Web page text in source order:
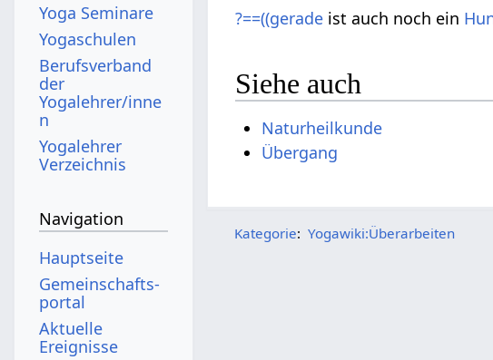
?==((gerade ist auch noch ein
Siehe auch
Naturheilkunde
Übergang
Kategorie: Yogawiki:Überarbeiten
Yoga Seminare
Yogaschulen
Berufsverband
der
Yogalehrer/inne
n
Yogalehrer
Verzeichnis
Navigation
Hauptseite
Gemeinschafts­
portal
Aktuelle
Ereignisse